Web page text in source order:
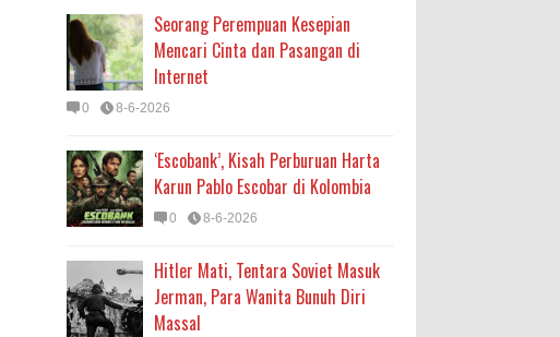
Seorang Perempuan Kesepian
Mencari Cinta dan Pasangan di
Internet
0 8-6-2026
‘Escobank’, Kisah Perburuan Harta
Karun Pablo Escobar di Kolombia
0 8-6-2026
Hitler Mati, Tentara Soviet Masuk
Jerman, Para Wanita Bunuh Diri
Massal